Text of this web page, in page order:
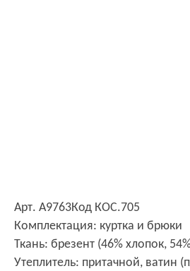
Арт. А9763Код КОС.705
Комплектация: куртка и брюки
Ткань: брезент (46% хлопок,
Утеплитель: притачной, ватин